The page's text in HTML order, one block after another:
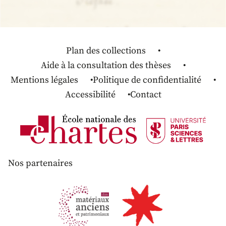
Plan des collections
Aide à la consultation des thèses
Mentions légales
Politique de confidentialité
Accessibilité
Contact
Nos partenaires